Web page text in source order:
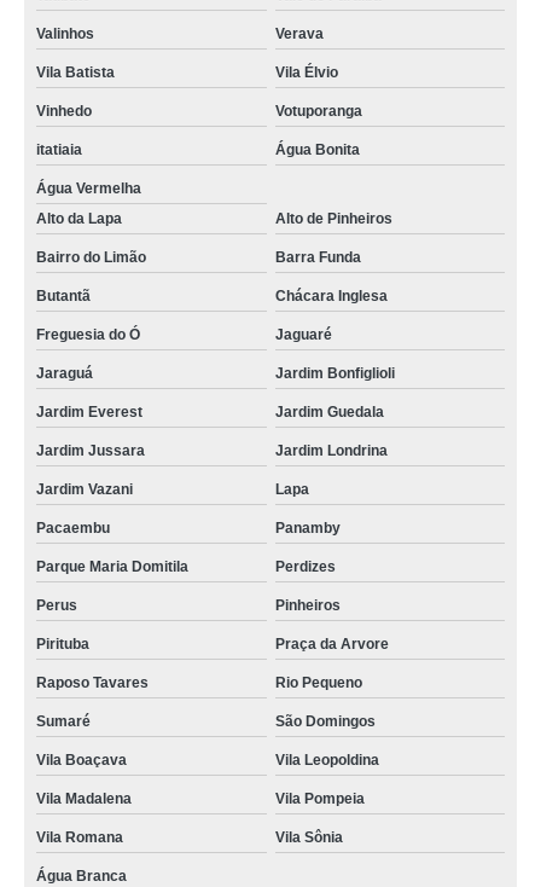
Valinhos Verava
Vila Batista Vila Élvio
Vinhedo Votuporanga
itatiaia Água Bonita
Água Vermelha
Alto da Lapa
Alto de Pinheiros
Bairro do Limão Barra Funda
Butantã Chácara Inglesa
Freguesia do Ó Jaguaré
Jaraguá Jardim Bonfiglioli
Jardim Everest Jardim Guedala
Jardim Jussara Jardim Londrina
Jardim Vazani Lapa
Pacaembu Panamby
Parque Maria Domitila Perdizes
Perus Pinheiros
Pirituba Praça da Arvore
Raposo Tavares Rio Pequeno
Sumaré São Domingos
Vila Boaçava Vila Leopoldina
Vila Madalena Vila Pompeia
Vila Romana Vila Sônia
Água Branca